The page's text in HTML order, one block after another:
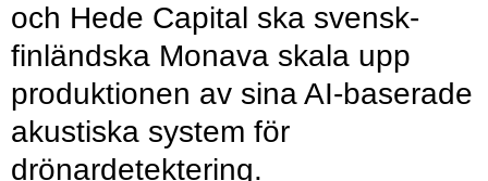
och Hede Capital ska svensk-
finländska Monava skala upp
produktionen av sina AI-baserade
akustiska system för
drönardetektering.